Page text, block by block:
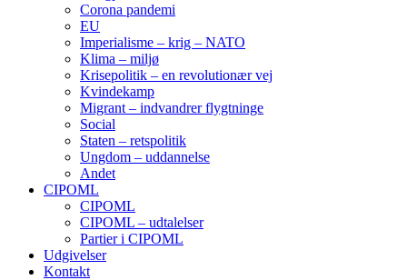
Corona pandemi
EU
Imperialisme – krig – NATO
Klima – miljø
Krisepolitik – en revolutionær vej
Kvindekamp
Migrant – indvandrer flygtninge
Social
Staten – retspolitik
Ungdom – uddannelse
Andet
CIPOML
CIPOML
CIPOML – udtalelser
Partier i CIPOML
Udgivelser
Kontakt